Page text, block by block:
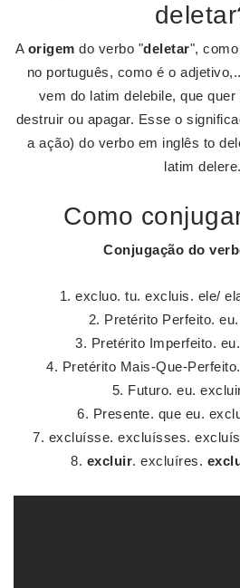
A origem do verbo "deletar",
no português, como é o
vem do latim delebile, que
destruir ou apagar. Esse o
a ação) do verbo em inglês to
latim delere.
Como
Conjugação do
excluo. tu. excluis. ele/
Pretérito Perfeito.
Pretérito Imperfeito.
Pretérito Mais-Que-
Futuro. eu.
Presente. que eu.
excluísse. excluísses.
excluir. excluíres.